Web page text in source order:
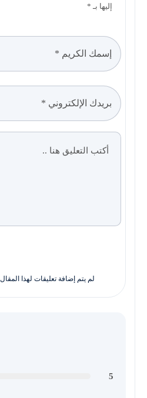
إليها بـ *
لم يتم إضافة تعليقات لهذا المقال.
5